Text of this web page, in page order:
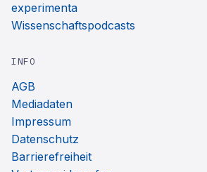
experimenta
Wissenschaftspodcasts
INFO
AGB
Mediadaten
Impressum
Datenschutz
Barrierefreiheit